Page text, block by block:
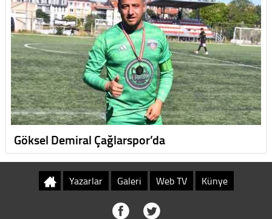
Göksel Demiral Çağlarspor’da
Yazarlar Galeri Web TV Künye